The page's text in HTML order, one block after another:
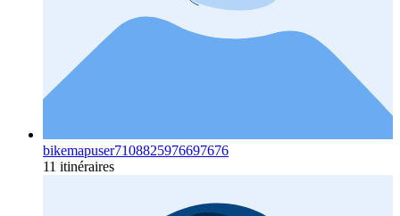
bikemapuser7108825976697676
11 itinéraires